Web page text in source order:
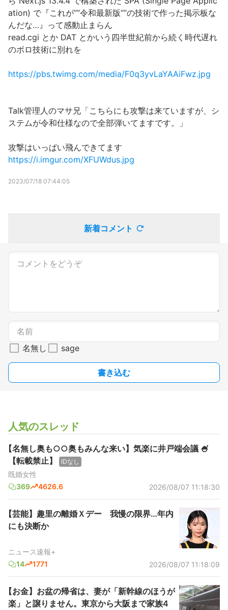
ation) で『これが””令和最新版””の技術で作った掲示板な
んだな…』って感動止まらん
read.cgi とか DAT とかいう四半世紀前から続く時代遅れ
のボロ技術に別れを
https://pbs.twimg.com/media/F0q3yvLaYAAiFwz.jpg
Talk管理人のマサ兄「こちらにも攻撃は来ていますが、シ
ステムが令和仕様なので全部弾いてますです。」
攻撃はいっぱい飛んできてます
https://i.imgur.com/XFUWdus.jpg
2023/07/18 07:44:05
新着コメント
名無し sage
書き込む
人気のスレッド
【名無し奥も○○奥もみんな来い】気楽に井戸端会議 🍧
【転載禁止】
IDなし
既婚女性
369
4626.6 2026/08/07 11:18:30
【芸能】趣里の離婚Ｘデー 我慢の限界…年内
にも決断か
ニュース速報+
14
1771 2026/08/07 11:18:09
【お金】お盆の帰省は、妻が「新幹線のほうが
楽」と譲りません。東京から大阪まで家族4